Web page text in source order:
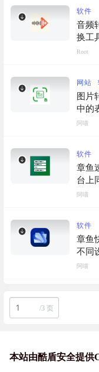
软件
音频
换工
频和
Root
网站
图片
中的
支持
阿喵
软件
章鱼
台上
隐私
阿喵
软件
章鱼
不同
阿喵
/3 页
本站由酷盾安全提供